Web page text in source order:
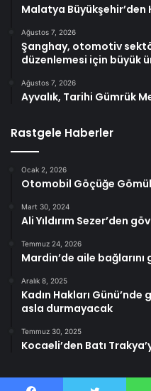
Malatya Büyükşehir’den
Ağustos 7, 2026
Şanghay, otomotiv
düzenlemesi için büyük
Ağustos 7, 2026
Ayvalık, Tarihi Gümrük
Rastgele Haberler
Ocak 2, 2026
Otomobil Göçüğe
Mart 30, 2024
Ali Yıldırım Sezer’den
Temmuz 24, 2026
Mardin’de aile
Aralık 8, 2025
Kadın Hakları
asla durmayacak
Temmuz 30, 2025
Kocaeli’den Batı